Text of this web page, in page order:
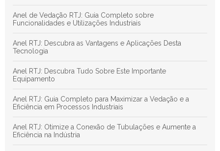
Anel de Vedação RTJ: Guia Completo sobre
Funcionalidades e Utilizações Industriais
Anel RTJ: Descubra as Vantagens e Aplicações Desta
Tecnologia
Anel RTJ: Descubra Tudo Sobre Este Importante
Equipamento
Anel RTJ: Guia Completo para Maximizar a Vedação e a
Eficiência em Processos Industriais
Anel RTJ: Otimize a Conexão de Tubulações e Aumente a
Eficiência na Indústria